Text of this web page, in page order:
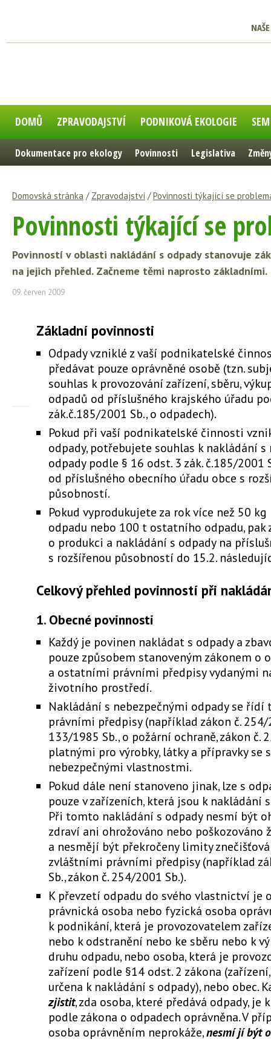
DOMŮ ZPRAVODAJSTVÍ PODNIKOVÁ EKOLOGIE
Dokumentace pro ekology Povinnosti Legislativa
Domovská stránka / Zpravodajství /Povinnosti týkající se
Povinnosti týkající se
Povinností v oblasti nakládání s odpady stanovuje
na jejich přehled. Začneme těmi naprosto základními.
09. červen 2009
Základní povinnosti
Odpady vzniklé z vaší podnikatelské
předávat pouze oprávněné osobě (tzn.
souhlas k provozování zařízení, sběru,
odpadů od příslušného krajského úřadu
zák.č.185/2001 Sb., o odpadech).
Pokud při vaší podnikatelské činnosti
odpady, potřebujete souhlas k nakládání s
odpady podle § 16 odst. 3 zák. č.185/2001
od příslušného obecního úřadu obce s
působností.
Pokud vyprodukujete za rok více než 50
odpadu nebo 100 t ostatního odpadu, pak
o produkci a nakládání s odpady na
s rozšířenou působností do 15.2.
Celkový přehled povinností při
1. Obecné povinnosti
Každý je povinen nakládat s odpady a
pouze způsobem stanoveným zákonem o
a ostatními právními předpisy vydanými
životního prostředí.
Nakládání s nebezpečnými odpady se řídí
právními předpisy (například zákon č. 254/
133/1985 Sb., o požární ochraně, zákon č.
platnými pro výrobky, látky a přípravky se
nebezpečnými vlastnostmi.
Pokud dále není stanoveno jinak, lze s
pouze v zařízeních, která jsou k nakládání
Při tomto nakládání s odpady nesmí být
zdraví ani ohrožováno nebo
a nesmějí být překročeny limity
zvláštními právními předpisy (například
Sb., zákon č. 254/2001 Sb.).
K převzetí odpadu do svého vlastnictví je
právnická osoba nebo fyzická osoba
k podnikání, která je provozovatelem
nebo k odstranění nebo ke sběru nebo k
druhu odpadu, nebo osoba, která je
zařízení podle §14 odst. 2 zákona
určena k nakládání s odpady), nebo obec.
zjistit, zda osoba, které předává odpady, je
podle zákona o odpadech oprávněna. V
osoba oprávněním neprokáže,nesmí jí být